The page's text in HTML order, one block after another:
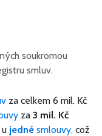
soukromou
smluv.
za celkem 6 mil. Kč
za 3 mil. Kč
jedné smlouvy, což